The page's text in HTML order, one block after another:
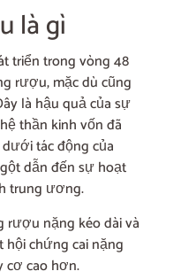
là gì
triển trong vòng 48
rượu, mặc dù cũng
là hậu quả của sự
thần kinh vốn đã
tác động của
dẫn đến sự hoạt
trung ương.
nặng kéo dài và
chứng cai nặng
cơ cao hơn.